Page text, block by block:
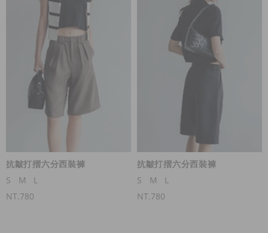
抗皺打摺六分西裝褲
S
M
L
NT.780
抗皺打摺六分西裝褲
S
M
L
NT.780